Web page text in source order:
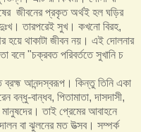
জীবনের প্রকৃত অর্থ‌ই হল ঘড়ির
তারপরেই সুখ। কখনো বিরহ,
থাকাটা জীবন নয়। এই দোলনার
"চক্রবত পরিবর্ততে সুখানি চ
ব্রহ্ম আনন্দস্বরূপ। কিন্তু তিনি একা
বন্ধু-বান্ধব, পিতামাতা, দাসদাসী,
তাই প্রেমের আবাহনে
বা ঝুলনের মত উত্সব। সম্পর্ক